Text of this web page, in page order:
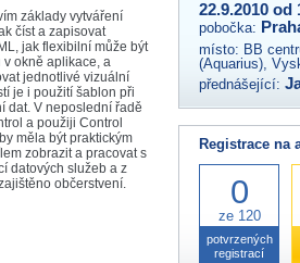
základy vytváření
číst a zapisovat
jak flexibilní může být
okně aplikace, a
jednotlivé vizuální
je i použití šablon při
dat. V neposlední řadě
a použiji Control
měla být praktickým
zobrazit a pracovat s
datových služeb a z
občerstvení.
22.9.2010 od
pobočka:
místo: BB
(Aquarius),
přednášející:
Registrace na
0
ze 120
potvrzených
registrací